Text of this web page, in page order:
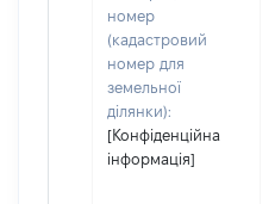
номер
(кадастровий
номер для
земельної
ділянки):
[Конфіденційна
інформація]